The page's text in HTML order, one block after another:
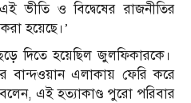
ভীতি ও বিদ্বেষের রাজনীতির
হয়েছে।’
দিতে হয়েছিল জুলফিকারকে।
বান্দওয়ান এলাকায় ফেরি করে
বলেন, এই হত্যাকাণ্ড পুরো পরিবার